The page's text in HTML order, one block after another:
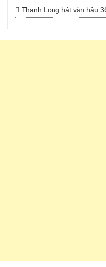
Thanh Long hát văn hầu